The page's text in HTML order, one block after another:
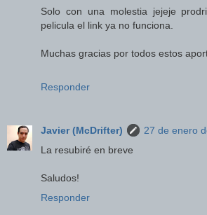
Solo con una molestia jejeje
pelicula el link ya no funciona.
Muchas gracias por todos estos
Responder
Javier (McDrifter)
27 de enero
La resubiré en breve
Saludos!
Responder